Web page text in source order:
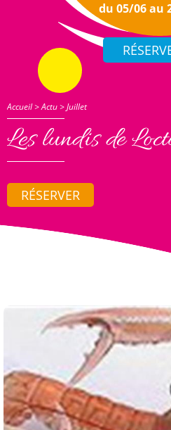
du 05/06 au
Accueil>Actu>Juillet
Les lundis de
RÉSERVER